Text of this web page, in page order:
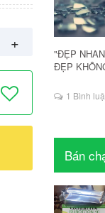
+
"ĐẸP
ĐẸP
1 Bình
Bán